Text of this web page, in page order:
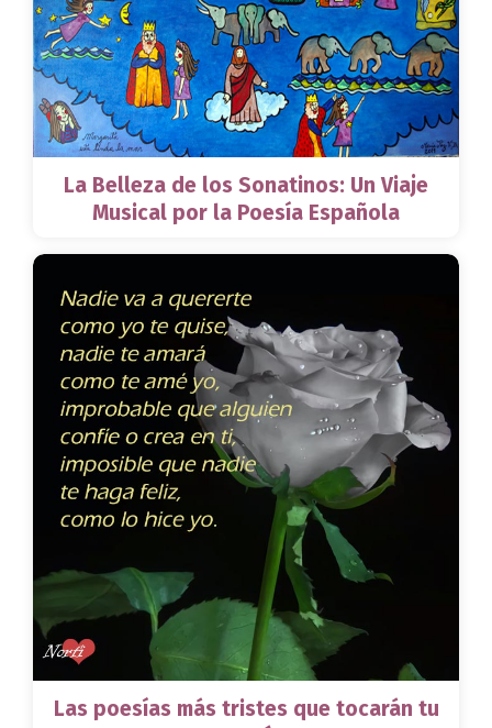
La Belleza de los Sonatinos: Un Viaje
Musical por la Poesía Española
Las poesías más tristes que tocarán tu